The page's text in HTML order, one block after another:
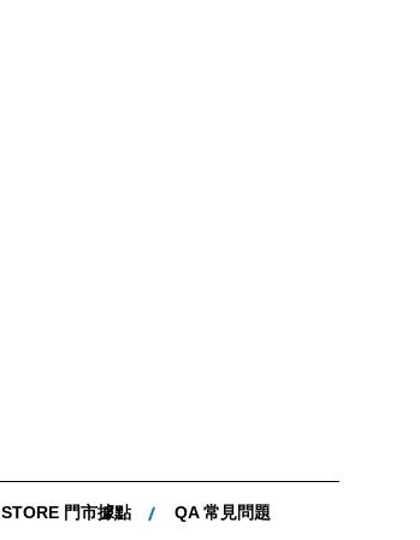
STORE 門市據點 QA 常見問題